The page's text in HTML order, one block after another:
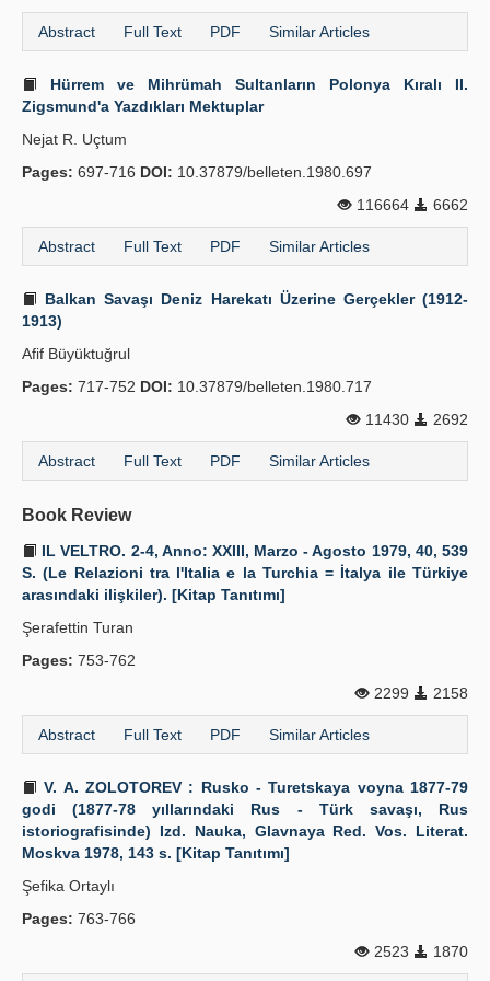
Abstract Full Text PDF Similar Articles
Hürrem ve Mihrümah Sultanların Polonya Kıralı II.
Zigsmund'a Yazdıkları Mektuplar
Nejat R. Uçtum
Pages: 697-716 DOI: 10.37879/belleten.1980.697
116664
6662
Abstract Full Text PDF Similar Articles
Balkan Savaşı Deniz Harekatı Üzerine Gerçekler (1912-
1913)
Afif Büyüktuğrul
Pages: 717-752 DOI: 10.37879/belleten.1980.717
11430
2692
Abstract Full Text PDF Similar Articles
Book Review
IL VELTRO. 2-4, Anno: XXIII, Marzo - Agosto 1979, 40, 539
S. (Le Relazioni tra l'Italia e la Turchia = İtalya ile Türkiye
arasındaki ilişkiler). [Kitap Tanıtımı]
Şerafettin Turan
Pages: 753-762
2299
2158
Abstract Full Text PDF Similar Articles
V. A. ZOLOTOREV : Rusko - Turetskaya voyna 1877-79
godi (1877-78 yıllarındaki Rus - Türk savaşı, Rus
istoriografisinde) Izd. Nauka, Glavnaya Red. Vos. Literat.
Moskva 1978, 143 s. [Kitap Tanıtımı]
Şefika Ortaylı
Pages: 763-766
2523
1870